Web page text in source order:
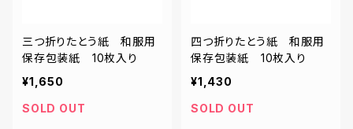
三つ折りたとう紙 和服用
保存包装紙 10枚入り
¥1,650
SOLD OUT
四つ折りたとう紙 和服用
保存包装紙 10枚入り
¥1,430
SOLD OUT